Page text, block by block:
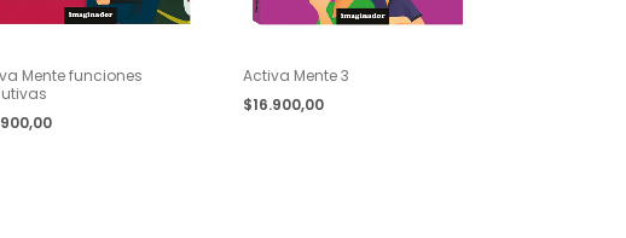
Mente funciones
Activa Mente 3
$16.900,00